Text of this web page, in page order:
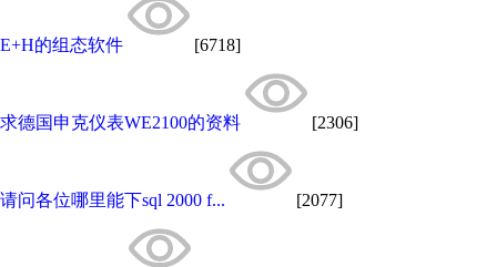
E+H的组态软件 [6718]
求德国申克仪表WE2100的资料 [2306]
请问各位哪里能下sql 2000 f... [2077]